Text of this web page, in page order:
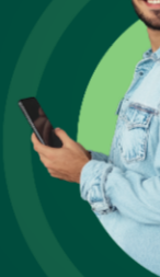
שבפרווריה